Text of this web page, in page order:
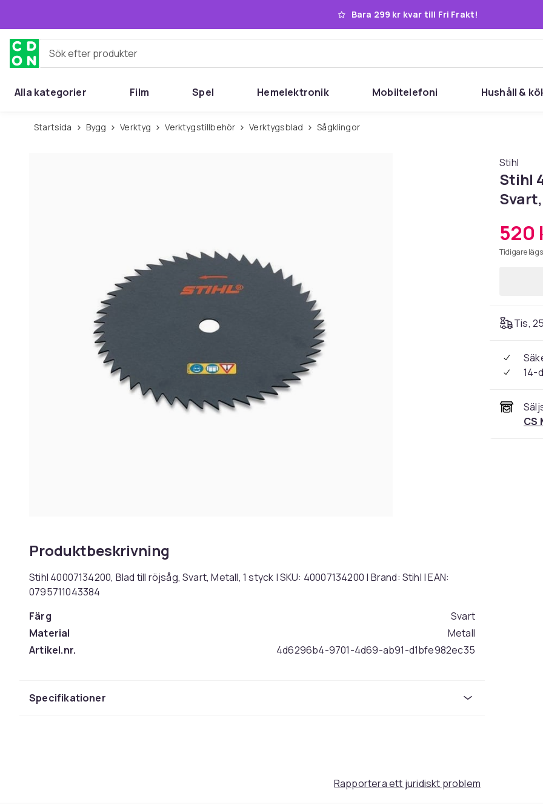
Bara 299 kr kvar till Fri Frakt!
Sök efter produkter
Alla kategorier Film Spel Hemelektronik Mobiltelefoni Hushåll &
Startsida Bygg Verktyg Verktygstillbehör Verktygsblad Sågklingor
Produktbeskrivning
Stihl 40007134200, Blad till röjsåg, Svart, Metall, 1 styck | SKU: 40007134200 | Brand: Stihl | EAN:
0795711043384
Färg
Svart
Material
Metall
Artikel.nr.
4d6296b4-9701-4d69-ab91-d1bfe982ec35
Specifikationer
Stihl
Stihl
520
Tidigare
Tis,
14-
CS
Rapportera ett juridiskt problem